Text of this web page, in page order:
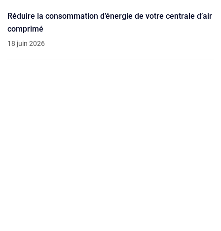
Réduire la consommation d’énergie de votre centrale d’air
comprimé
18 juin 2026